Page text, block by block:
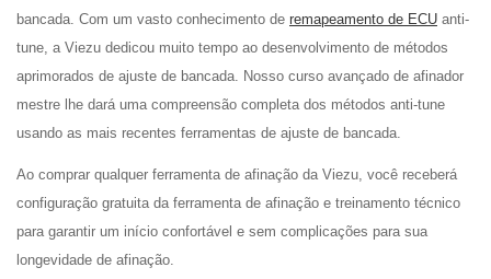
bancada. Com um vasto conhecimento de remapeamento de ECU anti-
tune, a Viezu dedicou muito tempo ao desenvolvimento de métodos
aprimorados de ajuste de bancada. Nosso curso avançado de afinador
mestre lhe dará uma compreensão completa dos métodos anti-tune
usando as mais recentes ferramentas de ajuste de bancada.
Ao comprar qualquer ferramenta de afinação da Viezu, você receberá
configuração gratuita da ferramenta de afinação e treinamento técnico
para garantir um início confortável e sem complicações para sua
longevidade de afinação.